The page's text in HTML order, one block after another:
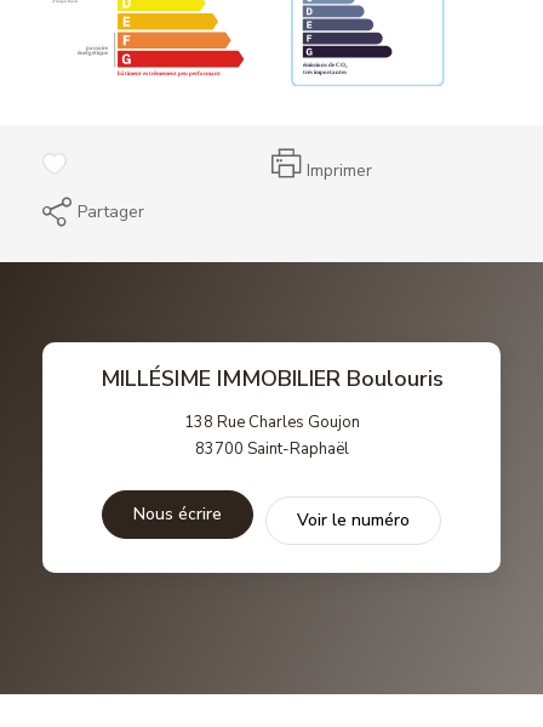
Imprimer
Partager
MILLÉSIME IMMOBILIER Boulouris
138 Rue Charles Goujon
83700 Saint-Raphaël
Nous écrire Voir le numéro